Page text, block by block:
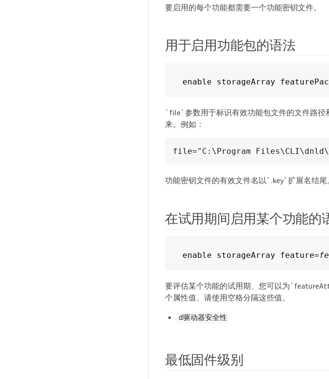
要启用的每个功能都需要一个功能密钥文件。
用于启用功能包的语法
enable storageArray
`file`参数用于标识有效功能包文件的文件路径
来。例如：
file="C:\Program
功能密钥文件的有效文件名以`.key`扩展名结尾
在试用期间启用某个功能的
enable storageArray feature=
要评估某个功能的试用期、您可以为
个属性值、请使用空格分隔这些值。
d驱动器安全性
最低固件级别